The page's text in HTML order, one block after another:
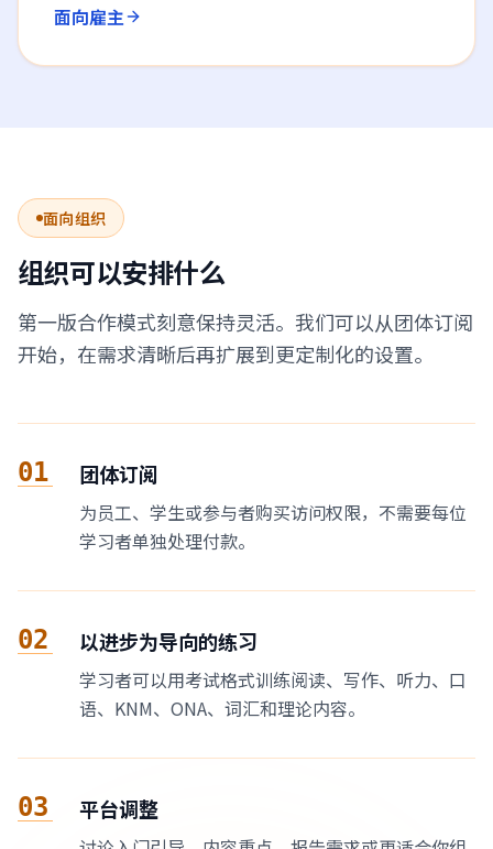
面向雇主
面向组织
组织可以安排什么
第一版合作模式刻意保持灵活。我们可以从团体订阅
开始，在需求清晰后再扩展到更定制化的设置。
01 团体订阅
为员工、学生或参与者购买访问权限，不需要每位
学习者单独处理付款。
02 以进步为导向的练习
学习者可以用考试格式训练阅读、写作、听力、口
语、KNM、ONA、词汇和理论内容。
03 平台调整